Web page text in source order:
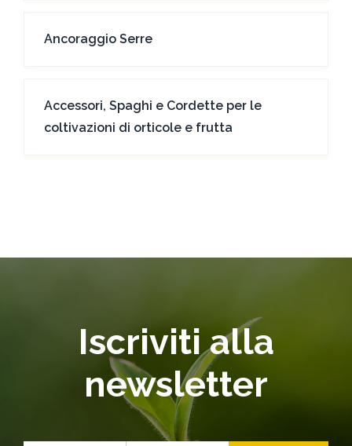
Ancoraggio Serre
Accessori, Spaghi e Cordette per le
coltivazioni di orticole e frutta
Iscriviti alla
newsletter